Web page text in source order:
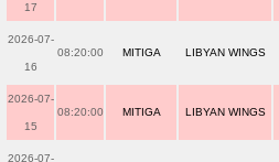
17
2026-07-
16
08:20:00 MITIGA LIBYAN WINGS
2026-07-
15
08:20:00 MITIGA LIBYAN WINGS
2026-07-